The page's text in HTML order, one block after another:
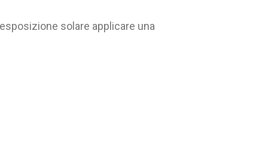
solare applicare una